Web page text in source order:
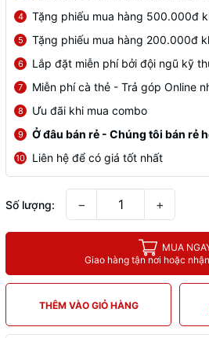
4 Tặng phiếu mua hàng 500.000đ
5 Tặng phiếu mua hàng 200.000đ
6 Lắp đặt miễn phí bởi đội ngũ kỹ
7 Miễn phí cà thẻ - Trả góp Online
8 Ưu đãi khi mua combo
9 Ở đâu bán rẻ - Chúng tôi bán rẻ
10 Liên hệ để có giá tốt nhất
Số lượng: − +
MUA
Giao hàng tận nơi hoặc
THÊM VÀO GIỎ HÀNG